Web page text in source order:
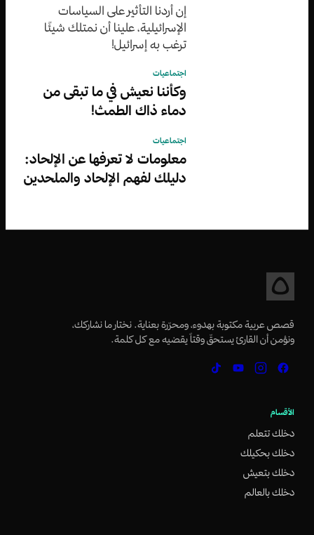
إن أردنا التأثير على السياسات
الإسرائيلية، علينا أن نمتلك شيئًا
ترغب به إسرائيل!
اجتماعيات
وكأننا نعيش في ما تبقى من
دماء ذاك الطمث!
اجتماعيات
معلومات لا تعرفها عن الإلحاد:
دليلك لفهم الإلحاد والملحدين
قصص عربية مكتوبة بهدوء، ومحرّرة بعناية. نختار ما نشاركك،
ونؤمن أن القارئ يستحقّ وقتاً يقضيه مع كل كلمة.
الأقسام
دخلك تتعلم
دخلك بحكيلك
دخلك بتعيش
دخلك بالعالم